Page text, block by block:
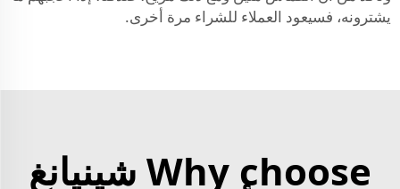
يشترونه، فسيعود العملاء للشراء مرة أخرى.
Why choose شينيانغ